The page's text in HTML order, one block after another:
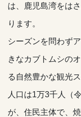
は、鹿児島湾をは
ります。
シーズンを問わず
きなカブトムシの
る自然豊かな観光
人口は1万3千人（
が、住民主体で、